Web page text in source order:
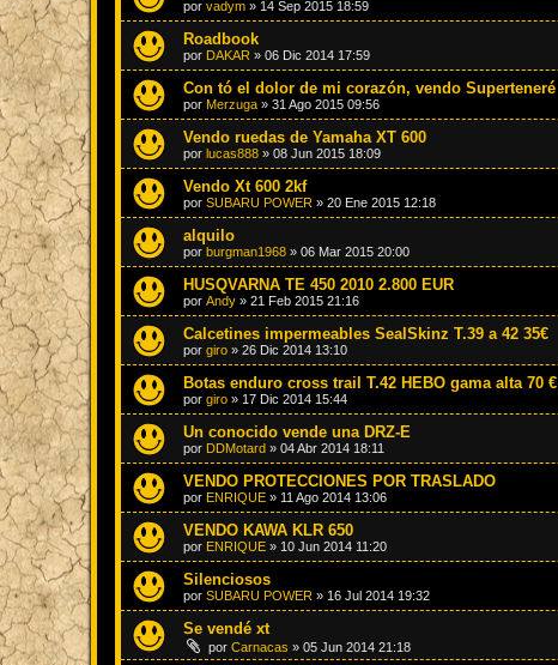
por vadym » 14 Sep 2015 18:59
Roadbook
por DAKAR » 06 Dic 2014 17:59
Con tó el dolor de mi corazón, vendo Superteneré
por Merzuga » 31 Ago 2015 09:56
Vendo ruedas de Yamaha XT 600
por lucas888 » 08 Jun 2015 18:09
Vendo Xt 600 2kf
por SUBARU POWER » 20 Ene 2015 12:18
alquilo
por burgman1968 » 06 Mar 2015 20:00
HUSQVARNA TE 450 2010 2.800 EUR
por Andy » 21 Feb 2015 21:16
Calcetines impermeables SealSkinz T.39 a 42 35€
por giro » 26 Dic 2014 13:10
Botas enduro cross trail T.42 HEBO gama alta 70 €
por giro » 17 Dic 2014 15:44
Un conocido vende una DRZ-E
por DDMotard » 04 Abr 2014 18:11
VENDO PROTECCIONES POR TRASLADO
por ENRIQUE » 11 Ago 2014 13:06
VENDO KAWA KLR 650
por ENRIQUE » 10 Jun 2014 11:20
Silenciosos
por SUBARU POWER » 16 Jul 2014 19:32
Se vendé xt
por Carnacas » 05 Jun 2014 21:18